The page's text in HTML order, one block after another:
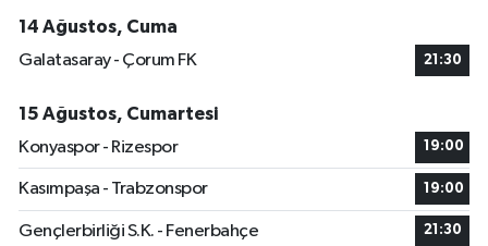
14 Ağustos, Cuma
Galatasaray - Çorum FK
21:30
15 Ağustos, Cumartesi
Konyaspor - Rizespor
19:00
Kasımpaşa - Trabzonspor 19:00
Gençlerbirliği S.K. - Fenerbahçe 21:30